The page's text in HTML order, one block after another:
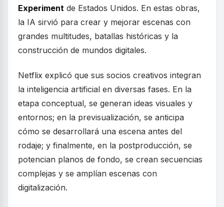
Experiment de Estados Unidos. En estas obras,
la IA sirvió para crear y mejorar escenas con
grandes multitudes, batallas históricas y la
construcción de mundos digitales.
Netflix explicó que sus socios creativos integran
la inteligencia artificial en diversas fases. En la
etapa conceptual, se generan ideas visuales y
entornos; en la previsualización, se anticipa
cómo se desarrollará una escena antes del
rodaje; y finalmente, en la postproducción, se
potencian planos de fondo, se crean secuencias
complejas y se amplían escenas con
digitalización.